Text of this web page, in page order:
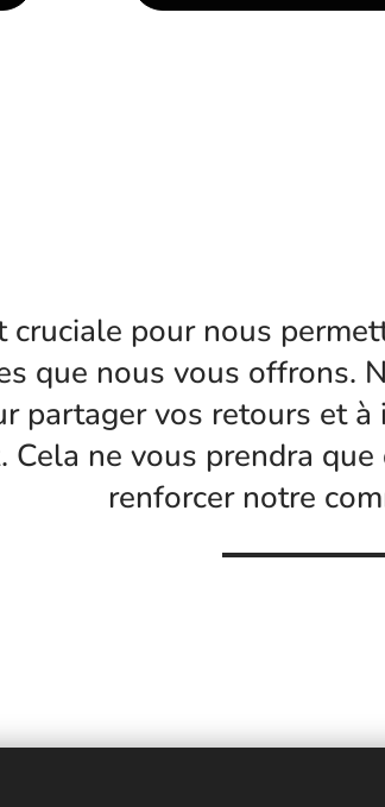
cruciale pour nous
que nous vous offrons.
partager vos retours et
Cela ne vous prendra
renforcer notre